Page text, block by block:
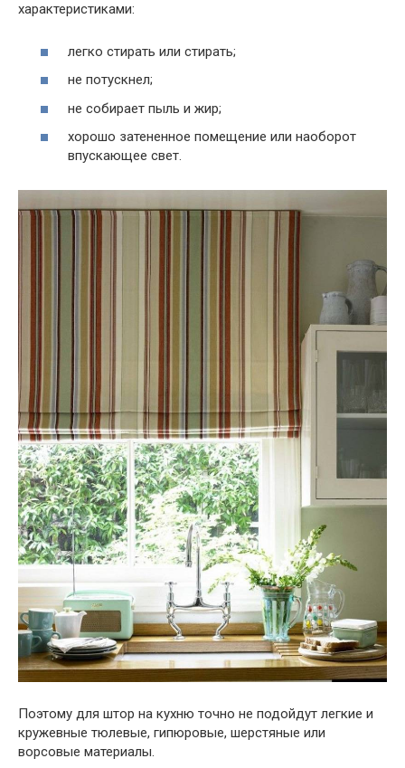
характеристиками:
легко стирать или стирать;
не потускнел;
не собирает пыль и жир;
хорошо затененное помещение или наоборот
впускающее свет.
Поэтому для штор на кухню точно не подойдут легкие и
кружевные тюлевые, гипюровые, шерстяные или
ворсовые материалы.